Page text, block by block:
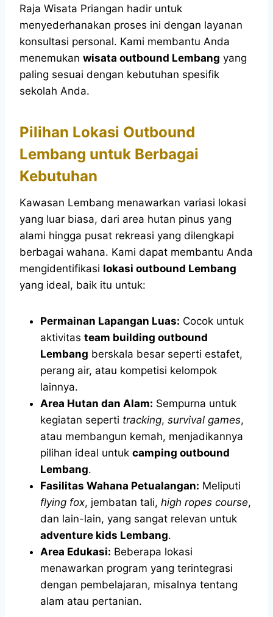
Raja Wisata Priangan hadir untuk
menyederhanakan proses ini dengan layanan
konsultasi personal. Kami membantu Anda
menemukan wisata outbound Lembang yang
paling sesuai dengan kebutuhan spesifik
sekolah Anda.
Pilihan Lokasi Outbound
Lembang untuk Berbagai
Kebutuhan
Kawasan Lembang menawarkan variasi lokasi
yang luar biasa, dari area hutan pinus yang
alami hingga pusat rekreasi yang dilengkapi
berbagai wahana. Kami dapat membantu Anda
mengidentifikasi lokasi outbound Lembang
yang ideal, baik itu untuk:
Permainan Lapangan Luas: Cocok untuk
aktivitas team building outbound
Lembang berskala besar seperti estafet,
perang air, atau kompetisi kelompok
lainnya.
Area Hutan dan Alam: Sempurna untuk
kegiatan seperti tracking, survival games,
atau membangun kemah, menjadikannya
pilihan ideal untuk camping outbound
Lembang.
Fasilitas Wahana Petualangan: Meliputi
flying fox, jembatan tali, high ropes course,
dan lain-lain, yang sangat relevan untuk
adventure kids Lembang.
Area Edukasi: Beberapa lokasi
menawarkan program yang terintegrasi
dengan pembelajaran, misalnya tentang
alam atau pertanian.